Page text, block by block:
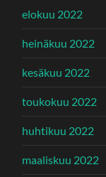
elokuu 2022
heinäkuu 2022
kesäkuu 2022
toukokuu 2022
huhtikuu 2022
maaliskuu 2022